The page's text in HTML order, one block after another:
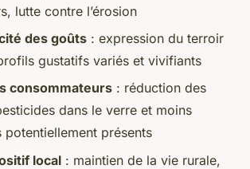
lutte contre l’érosion
des goûts : expression du terroir
gustatifs variés et vivifiants
consommateurs : réduction des
dans le verre et moins
potentiellement présents
local : maintien de la vie rurale,